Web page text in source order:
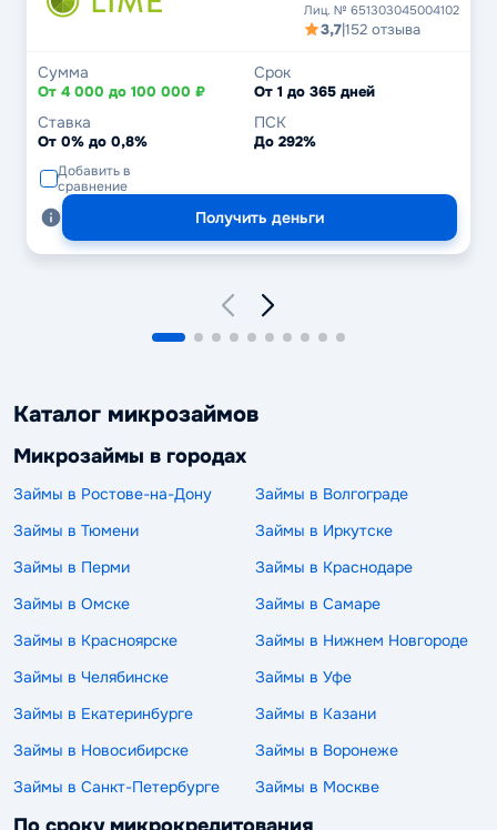
Лиц. № 651303045004102
3,7|152 отзыва
Сумма
От 4 000 до 100 000 ₽
Срок
От 1 до 365 дней
Ставка
От 0% до 0,8%
ПСК
До 292%
Добавить в
сравнение
Получить деньги
Каталог микрозаймов
Микрозаймы в городах
Займы в Ростове-на-Дону
Займы в Волгограде
Займы в Тюмени
Займы в Иркутске
Займы в Перми
Займы в Краснодаре
Займы в Омске
Займы в Самаре
Займы в Красноярске
Займы в Нижнем Новгороде
Займы в Челябинске
Займы в Уфе
Займы в Екатеринбурге
Займы в Казани
Займы в Новосибирске
Займы в Воронеже
Займы в Санкт-Петербурге
Займы в Москве